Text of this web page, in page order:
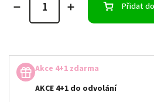
Přidat
Akce 4+1 zdarma
AKCE 4+1 do odvolání